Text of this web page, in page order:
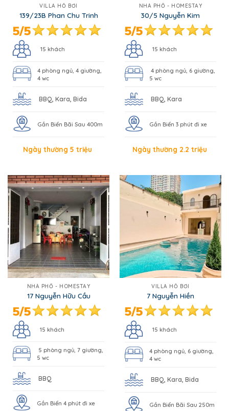
VILLA HỒ BƠI
139/23B Phan Chu Trinh
15 khách
4 phòng ngủ, 4 giường,
4 wc
BBQ, Kara, Bida
Gần Biển Bãi Sau 400m
Ngày thường 5 triệu
NHÀ PHỐ - HOMESTAY
30/5 Nguyễn Kim
15 khách
4 phòng ngủ, 6 giường,
5 wc
BBQ, Kara
Gần Biển 3 phút đi xe
Ngày thường 2.2 triệu
NHÀ PHỐ - HOMESTAY
17 Nguyễn Hữu Cầu
15 khách
5 phòng ngủ, 7 giường,
5 wc
BBQ
Gần Biển 4 phút đi xe
VILLA HỒ BƠI
7 Nguyễn Hiền
15 khách
4 phòng ngủ, 6 giường,
4 wc
BBQ, Kara, Bida
Gần Biển Bãi Sau 250m